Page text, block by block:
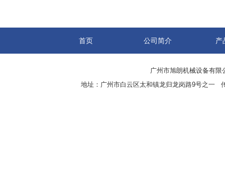
首页 公司简介 产
广州市旭朗机械设备有限
地址：广州市白云区太和镇龙归龙岗路9号之一